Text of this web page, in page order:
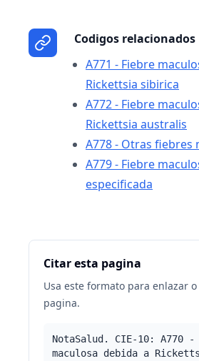
Codigos relacionados
A771 - Fiebre
Rickettsia sibirica
A772 - Fiebre
Rickettsia australis
A778 - Otras fiebres
A779 - Fiebre
especificada
Citar esta pagina
Usa este formato para enlazar
pagina.
NotaSalud. CIE-10: A770
maculosa debida a